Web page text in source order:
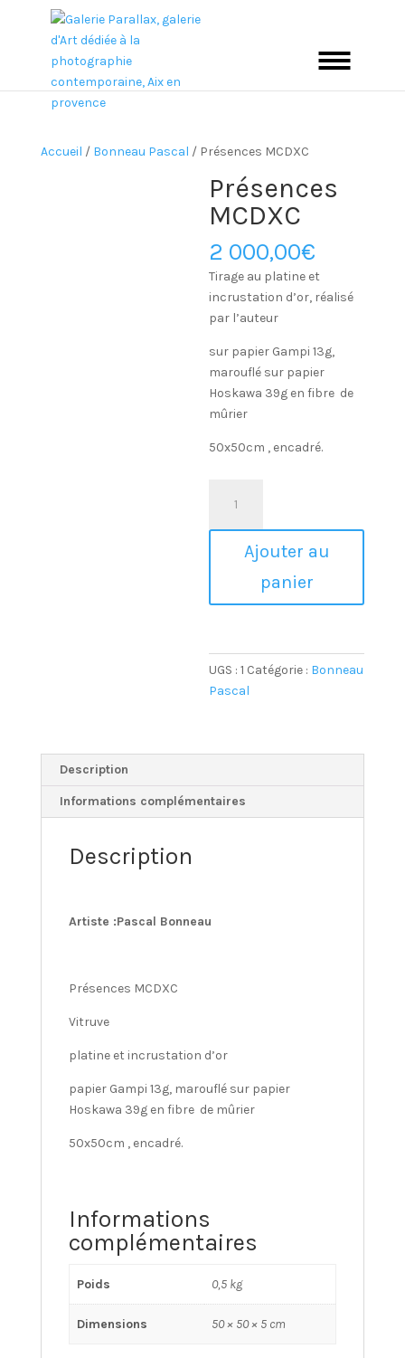
Accueil / Bonneau Pascal / Présences MCDXC
Présences
MCDXC
2 000,00€
Tirage au platine et
incrustation d’or, réalisé
par l’auteur
sur papier Gampi 13g,
marouflé sur papier
Hoskawa 39g en fibre de
mûrier
50x50cm , encadré.
Présences
MCDXCAjouter au
panier
UGS :1 Catégorie : Bonneau
Pascal
Description
Informations complémentaires
Description
Artiste :Pascal Bonneau
Présences MCDXC
Vitruve
platine et incrustation d’or
papier Gampi 13g, marouflé sur papier
Hoskawa 39g en fibre de mûrier
50x50cm , encadré.
Informations
complémentaires
Poids 0,5 kg
Dimensions 50 × 50 × 5 cm